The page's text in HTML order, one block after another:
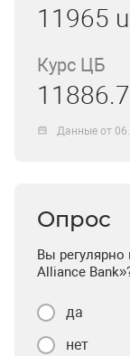
11965
Курс ЦБ
Данные от
Опрос
Вы регулярно
Alliance
да
нет